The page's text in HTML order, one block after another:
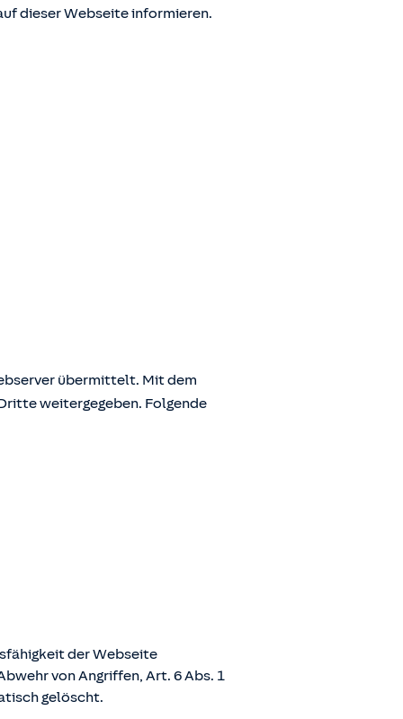
dieser Webseite informieren.
übermittelt. Mit dem
weitergegeben. Folgende
der Webseite
von Angriffen, Art. 6 Abs. 1
gelöscht.